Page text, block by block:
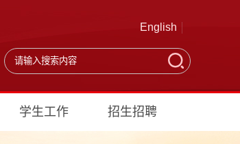
English
学生工作 招生招聘